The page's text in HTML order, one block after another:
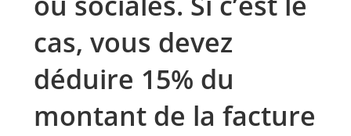
cas, vous devez
déduire 15% du
montant de la facture